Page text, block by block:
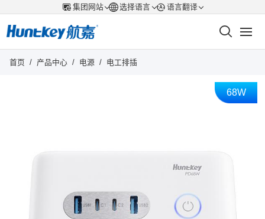
集团网站 选择语言 语言翻译
首页 / 产品中心 / 电源 / 电工排插
68W